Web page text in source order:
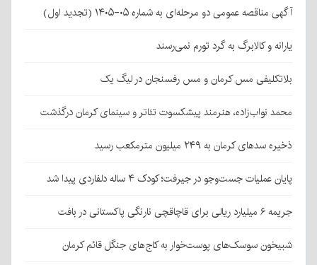
آگهی مناقصه عمومی دو مرحله‌ای به شماره ۰۵-۱۴۰۵ (تجدید اول)
یارانه و کالابرگ به گرد تورم نمی‌رسند
بلاتکلیفی مس کرمان و مس رفسنجان در لیگ یک
محمد نواب‌زاده، هنرمند پیشکسوت تئاتر و سینمای کرمان درگذشت
ذخیره سدهای کرمان به ۲۴۹ میلیون مترمکعب رسید
پایان عملیات جست‌وجو در جیرفت؛ کودک ۴ ساله دلفاردی پیدا شد
جریمه ۶ میلیارد ریالی برای قاچاقچی نارنگی پاکستانی در بافت
شبیخون سوسک‌های پوست‌خوار به کاج‌های جنگل قائم کرمان